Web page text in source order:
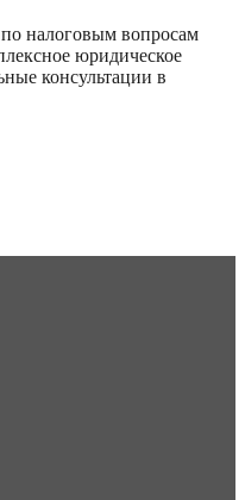
налоговым вопросам
юридическое
консультации в